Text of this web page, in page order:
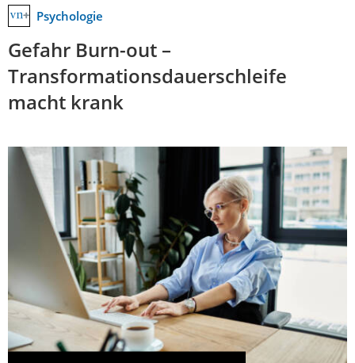
Psychologie
Gefahr Burn-out –
Transformationsdauerschleife
macht krank